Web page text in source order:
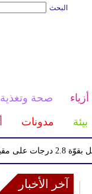
البحث
أزياء صحة وتغذية
بيئة مدونات
آخر الأخبار